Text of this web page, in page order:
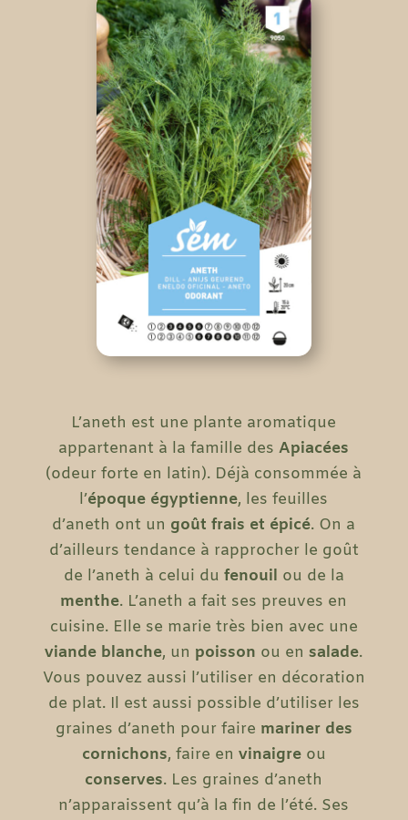
L’aneth est une plante aromatique
appartenant à la famille desApiacées
(odeur forte en latin). Déjà consommée à
l’époque égyptienne, les feuilles
d’aneth ont un goût frais et épicé. On a
d’ailleurs tendance à rapprocher le goût
de l’aneth à celui du fenouil ou de la
menthe. L’aneth a fait ses preuves en
cuisine. Elle se marie très bien avec une
viande blanche, un poisson ou ensalade.
Vous pouvez aussi l’utiliser en décoration
de plat. Il est aussi possible d’utiliser les
graines d’aneth pour faire mariner des
cornichons, faire en vinaigreou
conserves. Les graines d’aneth
n’apparaissent qu’à la fin de l’été. Ses